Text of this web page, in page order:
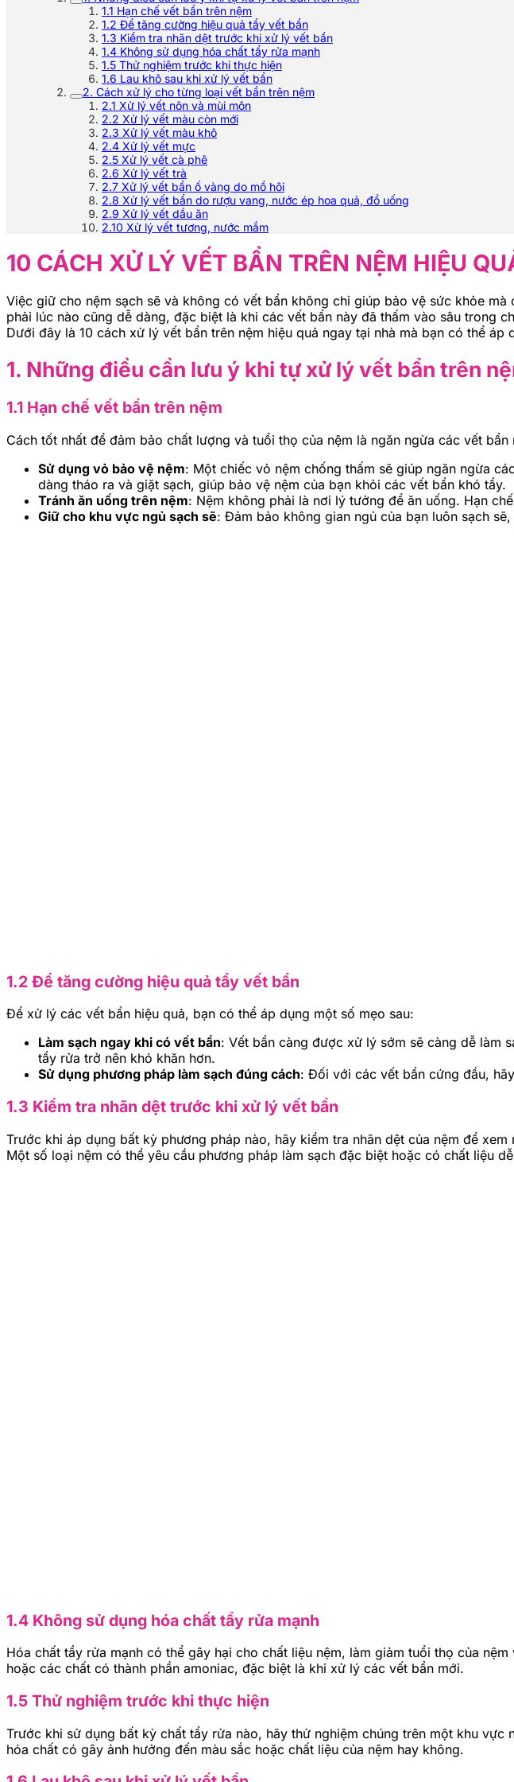
1.1 Hạn chế vết bẩn trên nệm
1.2 Để tăng cường hiệu quả tẩy vết bẩn
1.3 Kiểm tra nhãn dệt trước khi xử lý vết bẩn
1.4 Không sử dụng hóa chất tẩy rửa mạnh
1.5 Thử nghiệm trước khi thực hiện
1.6 Lau khô sau khi xử lý vết bẩn
2. Cách xử lý cho từng loại vết bẩn trên nệm
2.1 Xử lý vết nôn và mùi môn
2.2 Xử lý vết màu còn mới
2.3 Xử lý vết màu khô
2.4 Xử lý vết mực
2.5 Xử lý vết cà phê
2.6 Xử lý vết trà
2.7 Xử lý vết bẩn ố vàng do mồ hôi
2.8 Xử lý vết bẩn do rượu vang, nước ép hoa quả, đồ uống
2.9 Xử lý vết dầu ăn
2.10 Xử lý vết tương, nước mắm
10 CÁCH XỬ LÝ VẾT BẨN TRÊN NỆM HIỆU
Việc giữ cho nệm sạch sẽ và không có vết bẩn không chỉ giúp bảo vệ sức khỏe
phải lúc nào cũng dễ dàng, đặc biệt là khi các vết bẩn này đã thấm vào sâu trong
Dưới đây là 10 cách xử lý vết bẩn trên nệm hiệu quả ngay tại nhà mà bạn có thể áp
1. Những điều cần lưu ý khi tự xử lý vết bẩn trên
1.1 Hạn chế vết bẩn trên nệm
Cách tốt nhất để đảm bảo chất lượng và tuổi thọ của nệm là ngăn ngừa các vết
Sử dụng vỏ bảo vệ nệm: Một chiếc vỏ nệm chống thấm sẽ giúp ngăn ngừa
dàng tháo ra và giặt sạch, giúp bảo vệ nệm của bạn khỏi các vết bẩn khó tẩy.
Tránh ăn uống trên nệm: Nệm không phải là nơi lý tưởng để ăn uống. Hạn
Giữ cho khu vực ngủ sạch sẽ: Đảm bảo không gian ngủ của bạn luôn sạch
1.2 Để tăng cường hiệu quả tẩy vết bẩn
Để xử lý các vết bẩn hiệu quả, bạn có thể áp dụng một số mẹo sau:
Làm sạch ngay khi có vết bẩn: Vết bẩn càng được xử lý sớm sẽ càng dễ làm
tẩy rửa trở nên khó khăn hơn.
Sử dụng phương pháp làm sạch đúng cách: Đối với các vết bẩn cứng đầu,
1.3 Kiểm tra nhãn dệt trước khi xử lý vết bẩn
Trước khi áp dụng bất kỳ phương pháp nào, hãy kiểm tra nhãn dệt của nệm để
Một số loại nệm có thể yêu cầu phương pháp làm sạch đặc biệt hoặc có chất liệu
1.4 Không sử dụng hóa chất tẩy rửa mạnh
Hóa chất tẩy rửa mạnh có thể gây hại cho chất liệu nệm, làm giảm tuổi thọ của
hoặc các chất có thành phần amoniac, đặc biệt là khi xử lý các vết bẩn mới.
1.5 Thử nghiệm trước khi thực hiện
Trước khi sử dụng bất kỳ chất tẩy rửa nào, hãy thử nghiệm chúng trên một khu
hóa chất có gây ảnh hưởng đến màu sắc hoặc chất liệu của nệm hay không.